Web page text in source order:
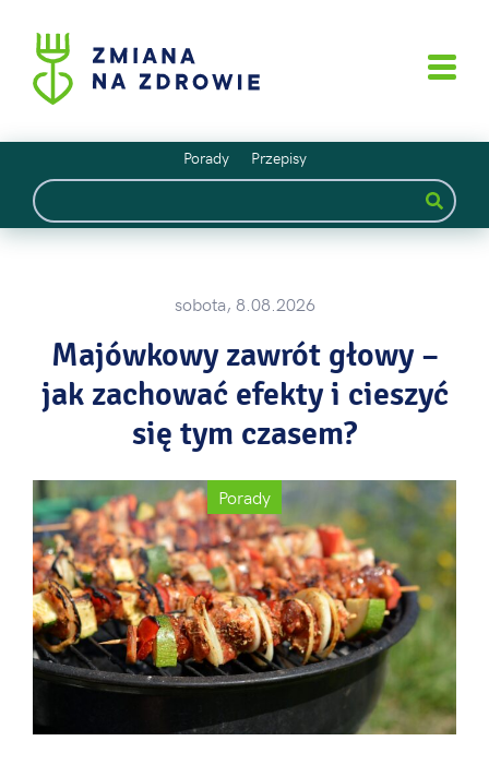
Porady Przepisy
sobota, 8.08.2026
Majówkowy zawrót głowy –
jak zachować efekty i cieszyć
się tym czasem?
Porady